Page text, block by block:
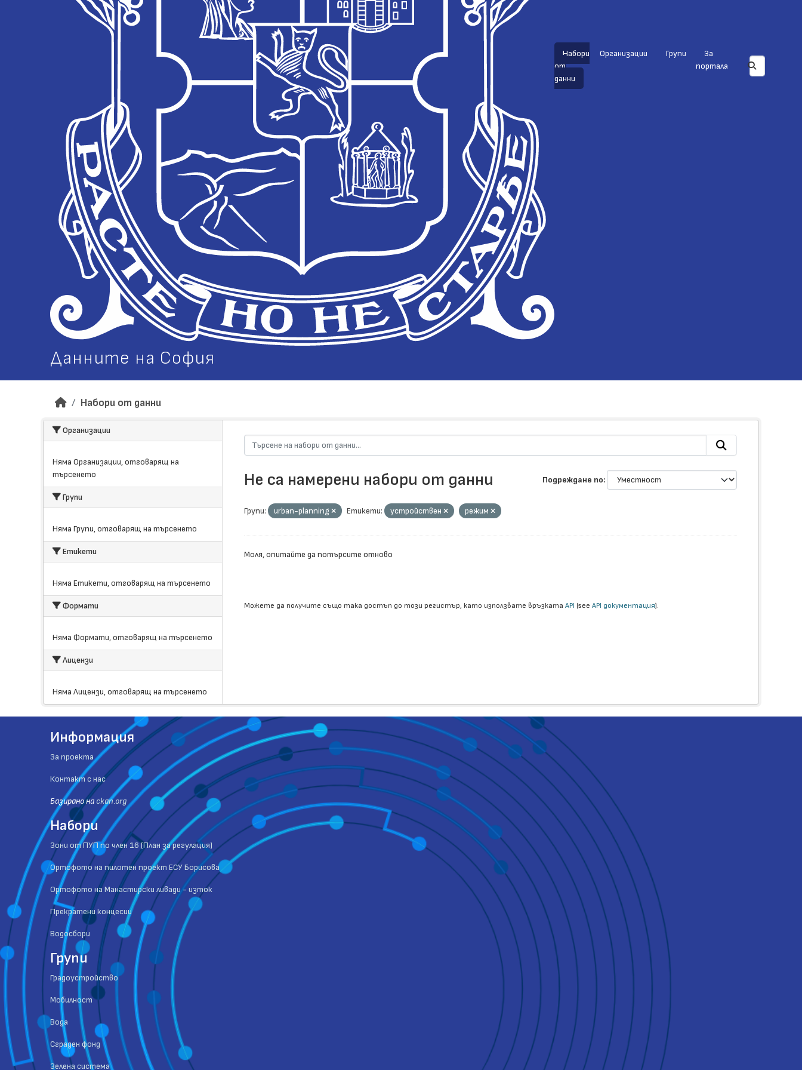
Данните на София
Набори
от
данни
Организации Групи
За
портала
Набори от данни
Организации
Няма Организации, отговарящ на
търсенето
Групи
Няма Групи, отговарящ на търсенето
Етикети
Няма Етикети, отговарящ на търсенето
Формати
Няма Формати, отговарящ на търсенето
Лицензи
Няма Лицензи, отговарящ на търсенето
Подреждане по
Не са намерени набори от данни
Групи: urban-planning Етикети: устройствен режим
Моля, опитайте да потърсите отново
Можете да получите също така достъп до този регистър, като използвате връзката API (see API документация).
Информация
За проекта
Контакт с нас
Базиранo на ckan.org
Набори
Зони от ПУП по член 16 (План за регулация)
Ортофото на пилотен проект ЕСУ Борисова
Ортофото на Манастирски ливади - изток
Прекратени концесии
Водосбори
Групи
Градоустройство
Мобилност
Вода
Сграден фонд
Зелена система